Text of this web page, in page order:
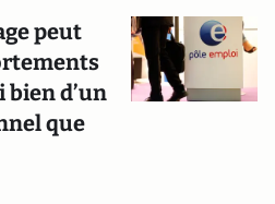
peut
bien d’un
que